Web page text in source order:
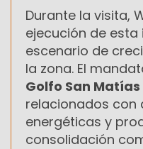
Durante la visita,
ejecución de
escenario de
la zona. El
Golfo San Matías
relacionados con
energéticas y
consolidación